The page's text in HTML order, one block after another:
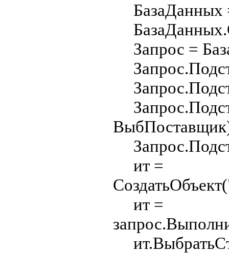
БазаДанных
Запрос =
ит =
ит =